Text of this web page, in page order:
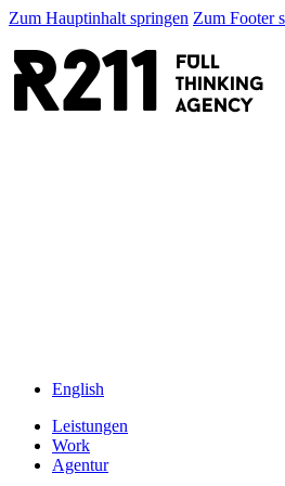
Zum Hauptinhalt springen Zum Footer
R211
FULL
thinking
AGENCY
English
Leistungen
Work
Agentur